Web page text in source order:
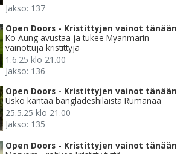
Jakso: 137
Open Doors - Kristittyjen vainot tänään
Ko Aung avustaa ja tukee Myanmarin
vainottuja kristittyjä
1.6.25 klo 21.00
Jakso: 136
Open Doors - Kristittyjen vainot tänään
Usko kantaa bangladeshilaista Rumanaa
25.5.25 klo 21.00
Jakso: 135
Open Doors - Kristittyjen vainot tänään